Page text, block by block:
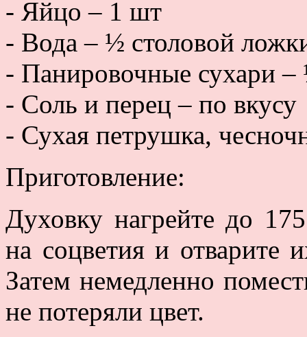
- Яйцо – 1 шт
- Вода – ½ столовой
- Панировочные сухари –
- Соль и перец – по вкусу
- Сухая петрушка,
Приготовление:
Духовку нагрейте до
на соцветия и отварите
Затем немедленно
не потеряли цвет.